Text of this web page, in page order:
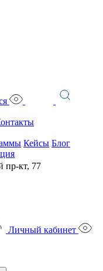
Кейсы Блог
пр-кт, 77
Личный кабинет